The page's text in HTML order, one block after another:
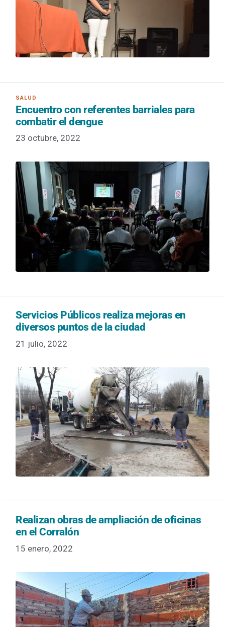
Encuentro con referentes barriales para
combatir el dengue
23 octubre, 2022
Servicios Públicos realiza mejoras en
diversos puntos de la ciudad
21 julio, 2022
Realizan obras de ampliación de oficinas
en el Corralón
15 enero, 2022